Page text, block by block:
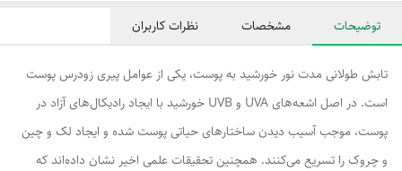
توضیحات مشخصات نظرات کاربران
تابش طولانی مدت نور خورشید به پوست، یکی از عوامل پیری زودرس پوست
است. در اصل اشعه‌های UVA و UVB خورشید با ایجاد رادیکال‌های آزاد در
پوست، موجب آسیب دیدن ساختارهای حیاتی پوست شده و ایجاد لک و چین
و چروک را تسریع می‌کنند. همچنین تحقیقات علمی اخیر نشان داده‌اند که